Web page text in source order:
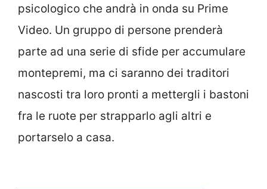
psicologico che andrà in onda su Prime
Video. Un gruppo di persone prenderà
parte ad una serie di sfide per accumulare
montepremi, ma ci saranno dei traditori
nascosti tra loro pronti a mettergli i bastoni
fra le ruote per strapparlo agli altri e
portarselo a casa.